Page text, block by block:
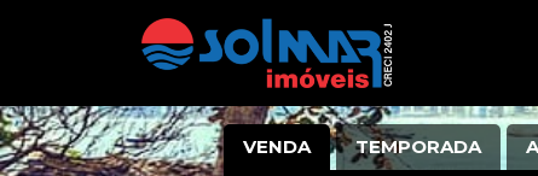
VENDA TEMPORADA